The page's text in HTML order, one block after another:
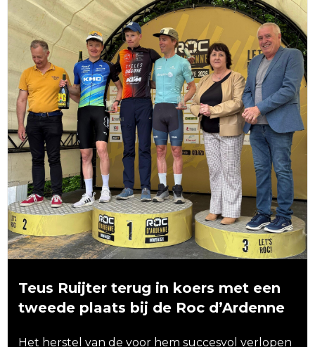
Teus Ruijter terug in koers met een
tweede plaats bij de Roc d’Ardenne
Het herstel van de voor hem succesvol verlopen